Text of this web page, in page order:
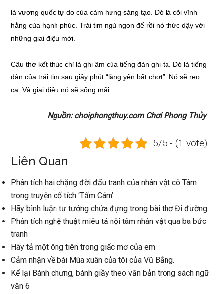
là vương quốc tự do của cảm hứng sáng tạo. Đó là cõi vĩnh
hằng của hạnh phúc. Trái tim ngủ ngon để rồi nó thức dậy với
những giai điệu mới.
Câu thơ kết thúc chỉ là ghi âm của tiếng đàn ghi-ta. Đó là tiếng
đàn của trái tim sau giây phút “lặng yên bất chợt”. Nó sẽ reo
ca. Và giai điệu nó sẽ sống mãi.
Nguồn: choiphongthuy.com Chơi Phong Thủy
5/5 - (1 vote)
Liên Quan
Phân tích hai chặng đời đấu tranh của nhân vật cô Tâm
trong truyện cố tích ‘Tấm Cám’.
Hãy bình luận tư tưởng chứa đựng trong bài thơ Đi đường
Phân tích nghệ thuật miêu tả nội tâm nhân vật qua ba bức
tranh
Hãy tả một ông tiên trong giấc mơ của em
Cảm nhận về bài Mùa xuân của tôi của Vũ Bằng.
Kể lại Bánh chưng, bánh giầy theo văn bản trong sách ngữ
văn 6